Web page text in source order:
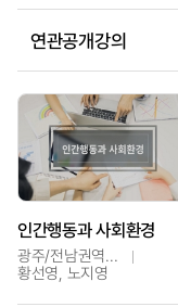
연관공개강의
인간행동과 사회환경
광주/전남권역센터
황선영, 노지영